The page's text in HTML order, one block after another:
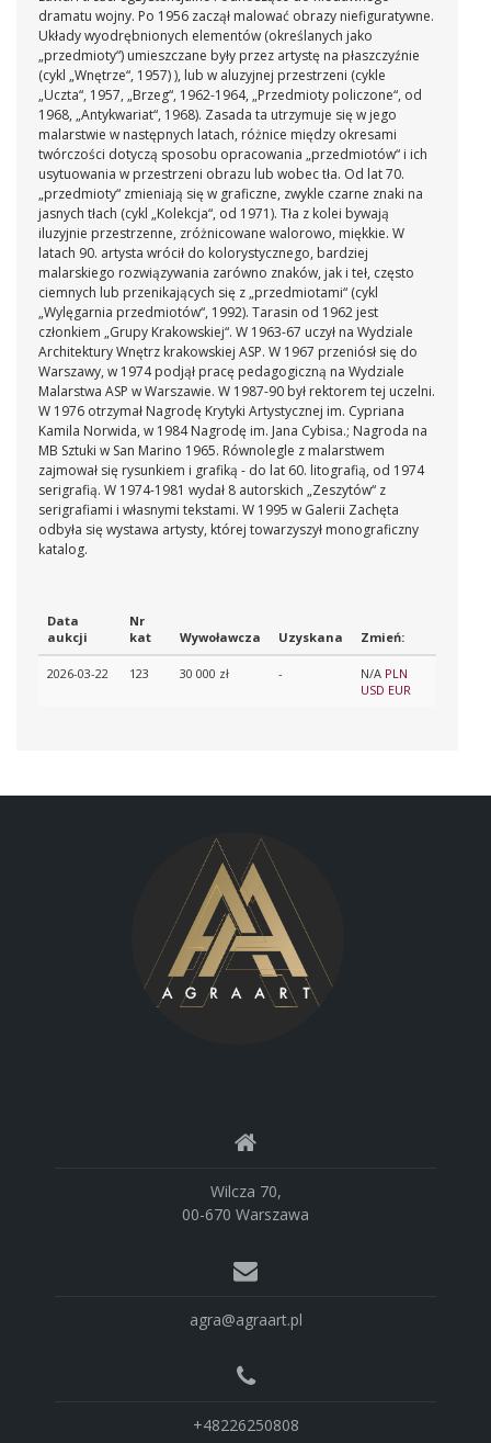
dramatu wojny. Po 1956 zaczął malować obrazy niefiguratywne.
Układy wyodrębnionych elementów (określanych jako
„przedmioty“) umieszczane były przez artystę na płaszczyźnie
(cykl „Wnętrze“, 1957) ), lub w aluzyjnej przestrzeni (cykle
„Uczta“, 1957, „Brzeg“, 1962-1964, „Przedmioty policzone“, od
1968, „Antykwariat“, 1968). Zasada ta utrzymuje się w jego
malarstwie w następnych latach, różnice między okresami
twórczości dotyczą sposobu opracowania „przedmiotów“ i ich
usytuowania w przestrzeni obrazu lub wobec tła. Od lat 70.
„przedmioty“ zmieniają się w graficzne, zwykle czarne znaki na
jasnych tłach (cykl „Kolekcja“, od 1971). Tła z kolei bywają
iluzyjnie przestrzenne, zróżnicowane walorowo, miękkie. W
latach 90. artysta wrócił do kolorystycznego, bardziej
malarskiego rozwiązywania zarówno znaków, jak i teł, często
ciemnych lub przenikających się z „przedmiotami“ (cykl
„Wylęgarnia przedmiotów“, 1992). Tarasin od 1962 jest
członkiem „Grupy Krakowskiej“. W 1963-67 uczył na Wydziale
Architektury Wnętrz krakowskiej ASP. W 1967 przeniósł się do
Warszawy, w 1974 podjął pracę pedagogiczną na Wydziale
Malarstwa ASP w Warszawie. W 1987-90 był rektorem tej uczelni.
W 1976 otrzymał Nagrodę Krytyki Artystycznej im. Cypriana
Kamila Norwida, w 1984 Nagrodę im. Jana Cybisa.; Nagroda na
MB Sztuki w San Marino 1965. Równolegle z malarstwem
zajmował się rysunkiem i grafiką - do lat 60. litografią, od 1974
serigrafią. W 1974-1981 wydał 8 autorskich „Zeszytów“ z
serigrafiami i własnymi tekstami. W 1995 w Galerii Zachęta
odbyła się wystawa artysty, której towarzyszył monograficzny
katalog.
Data
aukcji
Nr
kat
Wywoławcza Uzyskana Zmień:
2026-03-22 123 30 000 zł - N/A PLN
USD EUR
Wilcza 70,
00-670 Warszawa
agra@agraart.pl
+48226250808